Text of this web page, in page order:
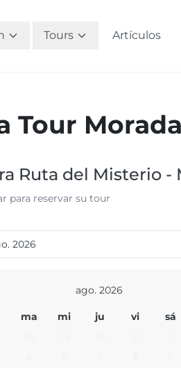
Tours Artículos
Tour
Ruta del Misterio -
para reservar su tour
ago. 2026
ma mi ju vi sá